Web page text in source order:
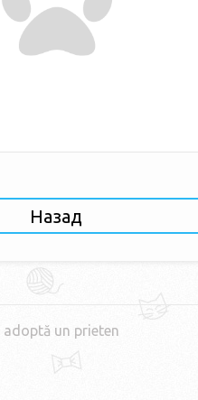
Назад
un prieten